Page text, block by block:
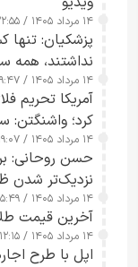
۱۴ مرداد ۱۴۰۵ / ۲۲:۵۵
پزشکیان: تنها
نداشتند، همه
۱۴ مرداد ۱۴۰۵ / ۱۹:۴۷
آمریکا تحریم
کرد؛ واشنگتن:
۱۴ مرداد ۱۴۰۵ / ۱۹:۰۷
حسن روحانی:
نزدیک‌تر شدن
۱۴ مرداد ۱۴۰۵ / ۱۵:۴۹
آخرین قیمت طلا و سکه
۱۴ مرداد ۱۴۰۵ / ۱۲:۱۵
اپل با طرح